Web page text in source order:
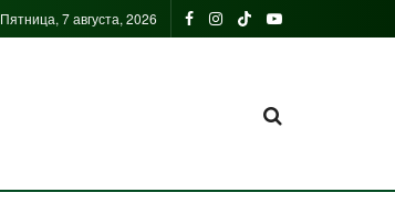
Пятница, 7 августа, 2026